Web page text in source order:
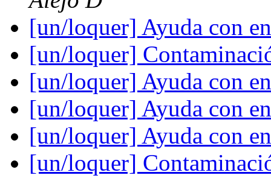
[un/loquer] Ayuda con
[un/loquer]
[un/loquer] Ayuda con
[un/loquer] Ayuda con
[un/loquer] Ayuda con
[un/loquer]